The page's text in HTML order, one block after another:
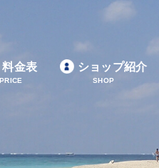
料金表
PRICE
ショップ紹介
SHOP